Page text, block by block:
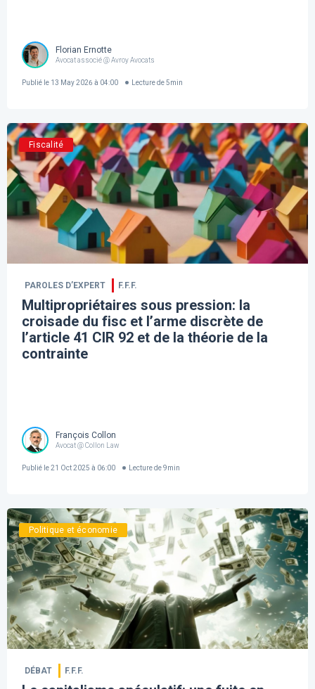
Florian Ernotte
Avocat associé @ Avroy Avocats
Publié le 13 May 2026 à 04:00 Lecture de 5min
Fiscalité
PAROLES D’EXPERT F.F.F.
Multipropriétaires sous pression: la
croisade du fisc et l’arme discrète de
l’article 41 CIR 92 et de la théorie de la
contrainte
François Collon
Avocat @ Collon Law
Publié le21 Oct 2025 à 06:00 Lecture de 9min
Politique et économie
DÉBAT F.F.F.